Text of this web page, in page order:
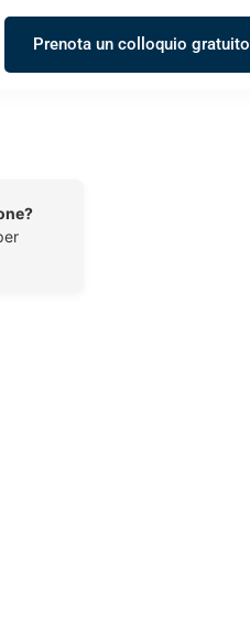
Prenota un colloquio gratuito